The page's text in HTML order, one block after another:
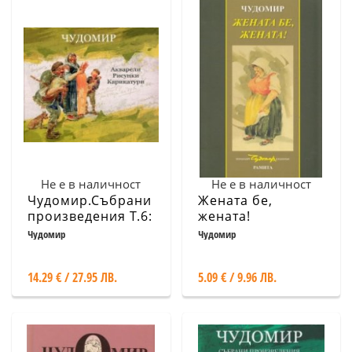
Не е в наличност
Чудомир.Събрани
произведения Т.6:
Акварели.
Живопис
Чудомир
14.29 € / 27.95 ЛВ.
Не е в наличност
Жената бе,
жената!
Чудомир
5.09 € / 9.96 ЛВ.